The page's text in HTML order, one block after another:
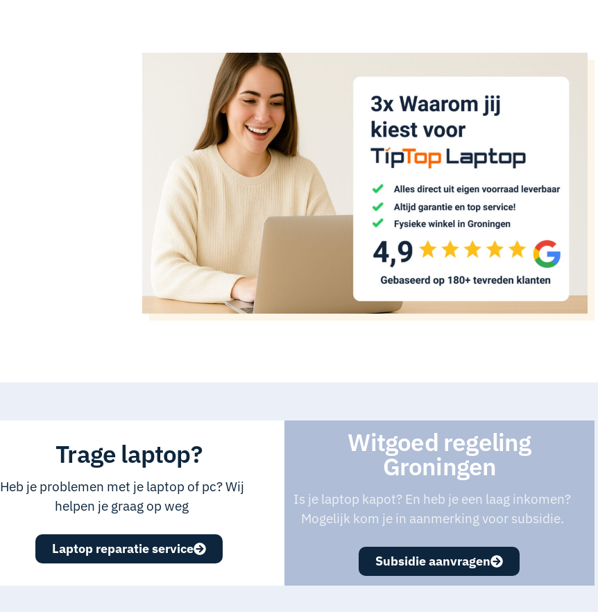
Trage laptop?
Heb je problemen met je laptop of pc? Wij
helpen je graag op weg
Laptop reparatie service
Witgoed regeling
Groningen
Is je laptop kapot? En heb je een laag inkomen?
Mogelijk kom je in aanmerking voor subsidie.
Subsidie aanvragen